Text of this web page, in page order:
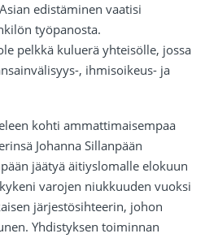
edistäminen vaatisi
työpanosta.
pelkkä kuluerä yhteisölle, jossa
, ihmisoikeus- ja
kohti ammattimaisempaa
Johanna Sillanpään
jäätyä äitiyslomalle elokuun
varojen niukkuuden vuoksi
järjestösihteerin, johon
Yhdistyksen toiminnan